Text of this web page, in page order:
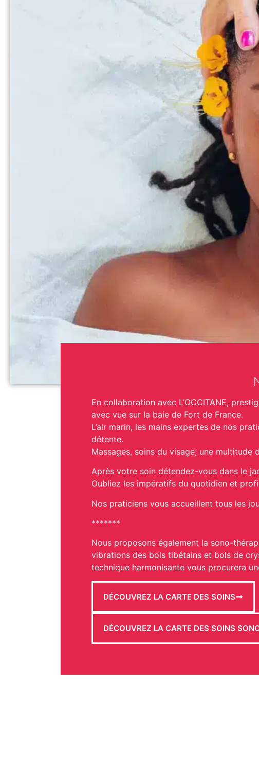
En collaboration avec L’OCCITANE,
avec vue sur la baie de Fort de France.
L’air marin, les mains expertes de nos
détente.
Massages, soins du visage; une multitude
Après votre soin détendez-vous dans le
Oubliez les impératifs du quotidien et
Nos praticiens vous accueillent tous les
*******
Nous proposons également la sono-
vibrations des bols tibétains et bols de
technique harmonisante vous procurera
DÉCOUVREZ LA CARTE DES SOINS
DÉCOUVREZ LA CARTE DES SOINS